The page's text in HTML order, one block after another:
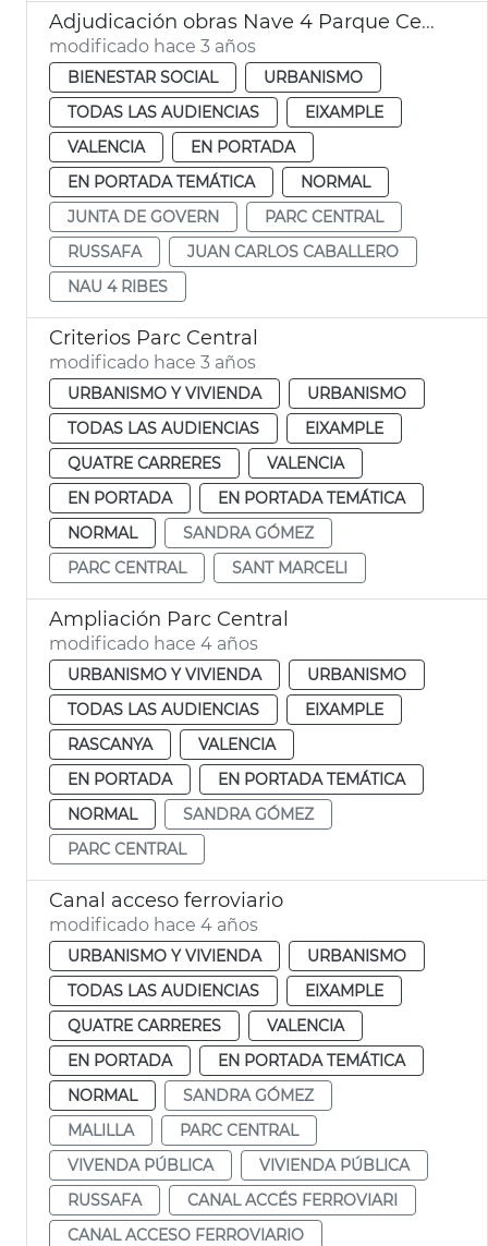
Adjudicación obras Nave 4 Parque Central - juventud y servicios sociales
modificado hace 3 años
BIENESTAR SOCIAL
URBANISMO
TODAS LAS AUDIENCIAS
EIXAMPLE
VALENCIA
EN PORTADA
EN PORTADA TEMÁTICA
NORMAL
JUNTA DE GOVERN
PARC CENTRAL
RUSSAFA
JUAN CARLOS CABALLERO
NAU 4 RIBES
Criterios Parc Central
modificado hace 3 años
URBANISMO Y VIVIENDA
URBANISMO
TODAS LAS AUDIENCIAS
EIXAMPLE
QUATRE CARRERES
VALENCIA
EN PORTADA
EN PORTADA TEMÁTICA
NORMAL
SANDRA GÓMEZ
PARC CENTRAL
SANT MARCELI
Ampliación Parc Central
modificado hace 4 años
URBANISMO Y VIVIENDA
URBANISMO
TODAS LAS AUDIENCIAS
EIXAMPLE
RASCANYA
VALENCIA
EN PORTADA
EN PORTADA TEMÁTICA
NORMAL
SANDRA GÓMEZ
PARC CENTRAL
Canal acceso ferroviario
modificado hace 4 años
URBANISMO Y VIVIENDA
URBANISMO
TODAS LAS AUDIENCIAS
EIXAMPLE
QUATRE CARRERES
VALENCIA
EN PORTADA
EN PORTADA TEMÁTICA
NORMAL
SANDRA GÓMEZ
MALILLA
PARC CENTRAL
VIVENDA PÚBLICA
VIVIENDA PÚBLICA
RUSSAFA
CANAL ACCÉS FERROVIARI
CANAL ACCESO FERROVIARIO